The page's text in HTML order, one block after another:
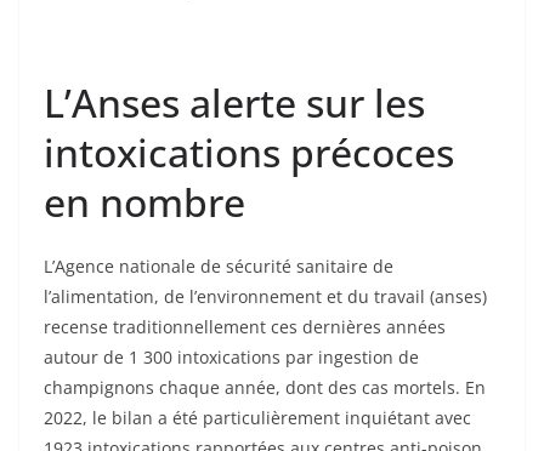
L’Anses alerte sur les
intoxications précoces
en nombre
L’Agence nationale de sécurité sanitaire de
l’alimentation, de l’environnement et du travail (anses)
recense traditionnellement ces dernières années
autour de 1 300 intoxications par ingestion de
champignons chaque année, dont des cas mortels. En
2022, le bilan a été particulièrement inquiétant avec